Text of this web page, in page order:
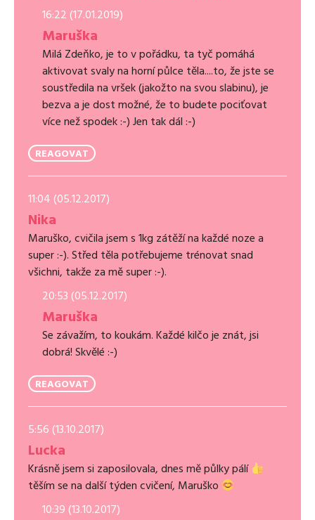
16:22 (17.01.2019)
Maruška
Milá Zdeňko, je to v pořádku, ta tyč pomáhá
aktivovat svaly na horní půlce těla....to, že jste se
soustředila na vršek (jakožto na svou slabinu), je
bezva a je dost možné, že to budete pociťovat
více než spodek :-) Jen tak dál :-)
REAGOVAT
11:04 (05.12.2017)
Nika
Maruško, cvičila jsem s 1kg zátěží na každé noze a
super :-). Střed těla potřebujeme trénovat snad
všichni, takže za mě super :-).
20:53 (05.12.2017)
Maruška
Se závažím, to koukám. Každé kilčo je znát, jsi
dobrá! Skvělé :-)
REAGOVAT
5:56 (13.10.2017)
Lucka
Krásně jsem si zaposilovala, dnes mě půlky pálí
těším se na další týden cvičení, Maruško
10:39 (13.10.2017)